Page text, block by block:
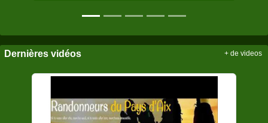
Dernières vidéos + de videos